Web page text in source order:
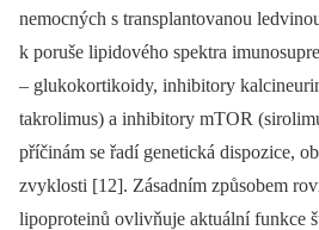
nemocných s transplantovanou
k poruše lipidového spektra
–⁠ glukokortikoidy, inhibitory
takrolimus) a inhibitory mTOR
příčinám se řadí genetická dispozice,
zvyklosti [12]. Zásadním způsobem
lipoproteinů ovlivňuje aktuální funkce